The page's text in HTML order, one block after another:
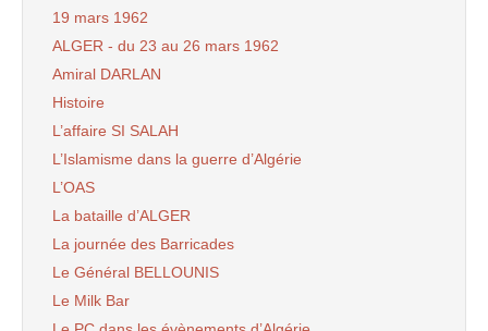
19 mars 1962
ALGER - du 23 au 26 mars 1962
Amiral DARLAN
Histoire
L’affaire SI SALAH
L’Islamisme dans la guerre d’Algérie
L’OAS
La bataille d’ALGER
La journée des Barricades
Le Général BELLOUNIS
Le Milk Bar